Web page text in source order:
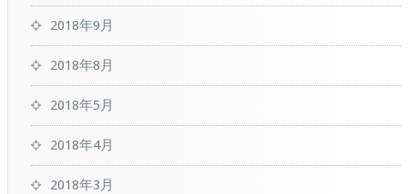
2018年9月
2018年8月
2018年5月
2018年4月
2018年3月